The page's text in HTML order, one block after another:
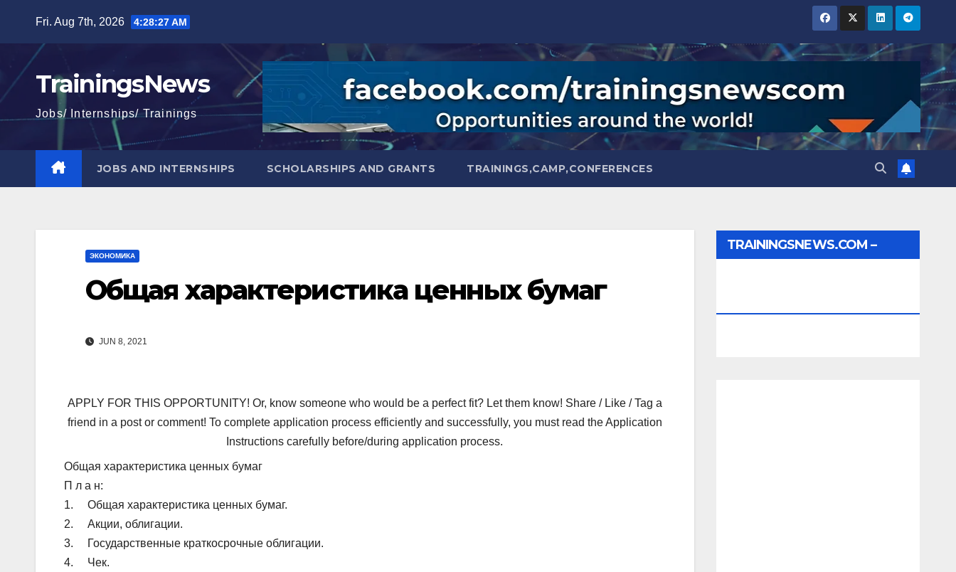
content
Fri. Aug 7th, 2026 4:28:28 AM
TrainingsNews
Jobs/ Internships/ Trainings
JOBS AND INTERNSHIPS SCHOLARSHIPS AND GRANTS TRAININGS,CAMP,CONFERENCES
ЭКОНОМИКА
Общая характеристика ценных бумаг
JUN 8, 2021
APPLY FOR THIS OPPORTUNITY! Or, know someone who would be a perfect fit? Let them know! Share / Like / Tag a
friend in a post or comment! To complete application process efficiently and successfully, you must read the Application
Instructions carefully before/during application process.
Общая характеристика ценных бумаг
П л а н:
1. Общая характеристика ценных бумаг.
2. Акции, облигации.
3. Государственные краткосрочные облигации.
4. Чек.
TRAININGSNEWS.COM –